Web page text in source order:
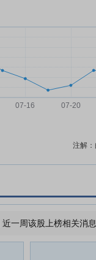
注解
近一周该股上榜相关消